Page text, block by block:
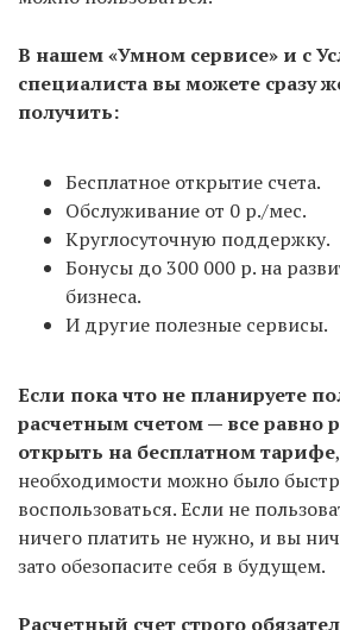
С использованием «Умного
рабочих дней
подачу. Но не всегда удается
на следующий день, поэтому
процедуры — 5-7 дней с момента
документов в сервисе.
В нашем «Умном сервисе» и с
специалиста вы можете сразу
получить:
Бесплатное открытие счета.
Обслуживание от 0 р./мес.
Круглосуточную поддержку.
Бонусы до 300 000 р. на
бизнеса.
И другие полезные сервисы.
Если пока что не планируете
расчетным счетом — все равно
открыть на бесплатном тарифе
необходимости можно было
воспользоваться. Если не
ничего платить не нужно, и вы
зато обезопасите себя в будущем.
Расчетный счет строго